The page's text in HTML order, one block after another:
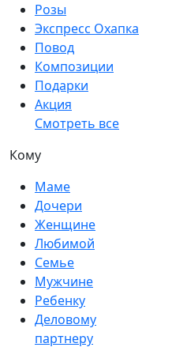
Розы
Экспресс Охапка
Повод
Композиции
Подарки
Акция
Смотреть все
Кому
Маме
Дочери
Женщине
Любимой
Семье
Мужчине
Ребенку
Деловому
партнеру